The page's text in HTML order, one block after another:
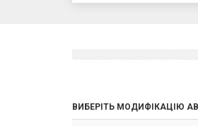
ВИБЕРІТЬ МОДИФІКАЦІЮ